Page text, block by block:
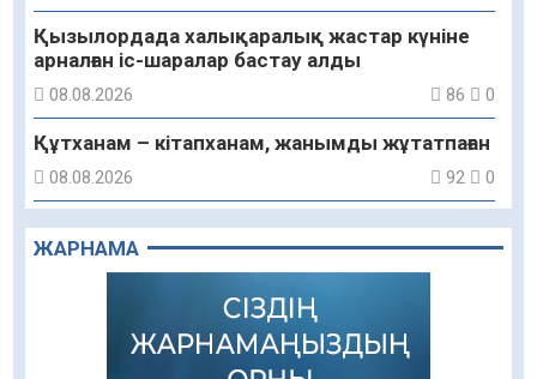
Қызылордада халықаралық жастар күніне
арналған іс-шаралар бастау алды
08.08.2026 86 0
Құтханам – кітапханам, жанымды жұтатпаған
08.08.2026 92 0
Құрылыс қарқыны – қала дамуының айғағы
08.08.2026
Зәулім ғимараттарда туған жерді түлеткен
азаматтардың қолтаңбасы бар
ЖАРНАМА